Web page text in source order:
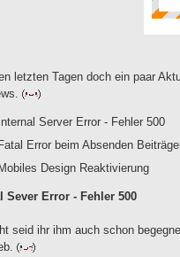
letzten Tagen doch ein paar
Internal Server Error - Fehler 500
Fatal Error beim Absenden
Mobiles Design Reaktivierung
Sever Error - Fehler 500
seid ihr ihm auch schon